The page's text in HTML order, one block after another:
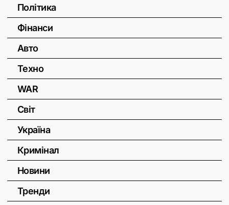
Політика
Фінанси
Авто
Техно
WAR
Світ
Україна
Кримінал
Новини
Тренди